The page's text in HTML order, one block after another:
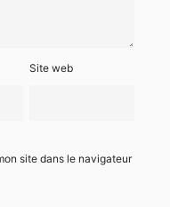
Site web
site dans le navigateur